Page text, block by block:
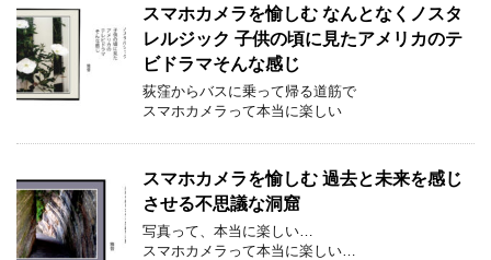
スマホカメラを愉しむ なんとなくノスタ
レルジック 子供の頃に見たアメリカのテ
ビドラマそんな感じ
荻窪からバスに乗って帰る道筋で
スマホカメラって本当に楽しい
スマホカメラを愉しむ 過去と未来を感じ
させる不思議な洞窟
写真って、本当に楽しい…
スマホカメラって本当に楽しい…